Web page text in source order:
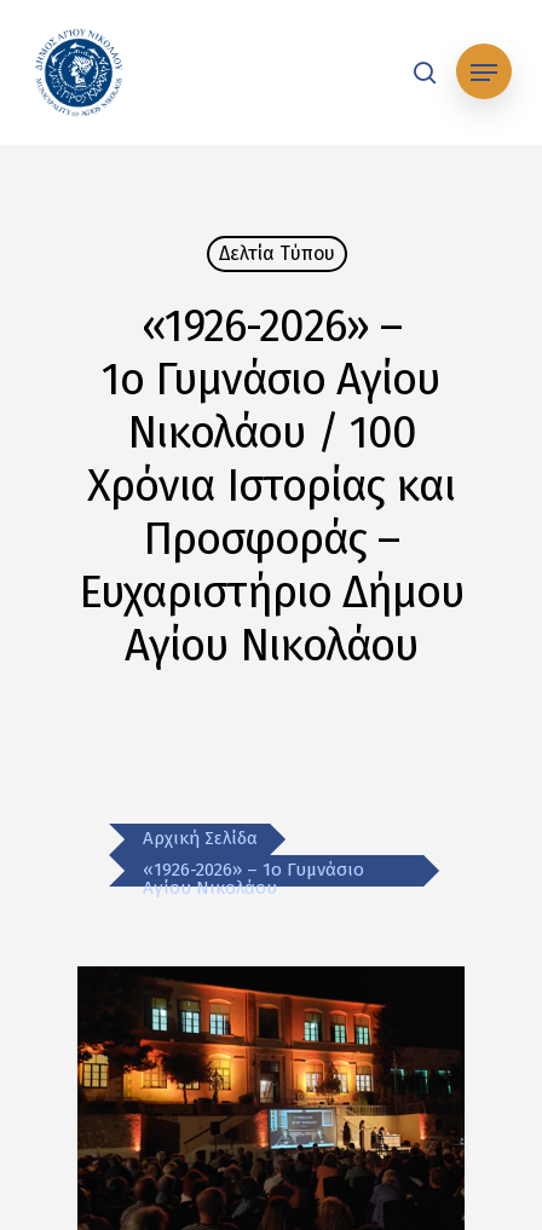
main
content
searchΜενού
Δελτία Tύπου
«1926-2026» –
1ο Γυμνάσιο Αγίου
Νικολάου / 100
Χρόνια Ιστορίας και
Προσφοράς –
Ευχαριστήριο Δήμου
Αγίου Νικολάου
Αρχική Σελίδα
«1926-2026» – 1ο Γυμνάσιο
Αγίου Νικολάου